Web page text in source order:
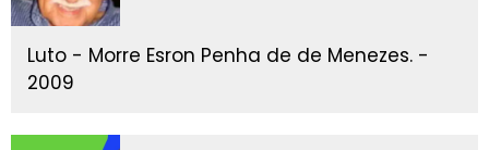
Luto - Morre Esron Penha de de Menezes. -
2009